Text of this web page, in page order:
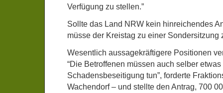
Verfügung zu stellen.”
Sollte das Land NRW kein hinreichendes
müsse der Kreistag zu einer Sondersitzung
Wesentlich aussagekräftigere Positionen
“Die Betroffenen müssen auch selber etwas
Schadensbeseitigung tun”, forderte
Wachendorf – und stellte den Antrag, 700